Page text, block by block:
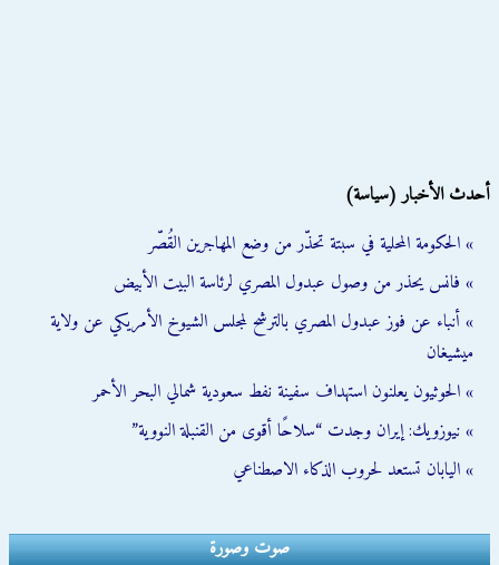
أحدث الأخبار (سياسة)
» الحكومة المحلية في سبتة تحذّر من وضع المهاجرين القُصّر
» فانس يحذر من وصول عبدول المصري لرئاسة البيت الأبيض
» أنباء عن فوز عبدول المصري بالترشح لمجلس الشيوخ الأمريكي عن ولاية
ميشيغان
» الحوثيون يعلنون استهداف سفينة نفط سعودية شمالي البحر الأحمر
» نيوزويك: إيران وجدت “سلاحًا أقوى من القنبلة النووية”
» اليابان تستعد لحروب الذكاء الاصطناعي
صوت وصورة